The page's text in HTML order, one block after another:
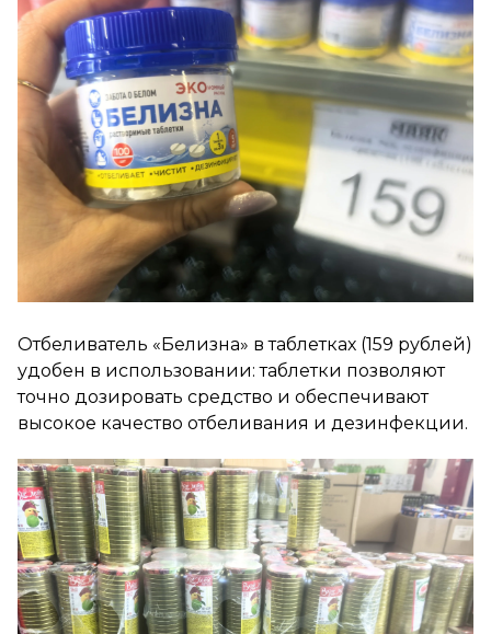
Отбеливатель «Белизна» в таблетках (159 рублей)
удобен в использовании: таблетки позволяют
точно дозировать средство и обеспечивают
высокое качество отбеливания и дезинфекции.